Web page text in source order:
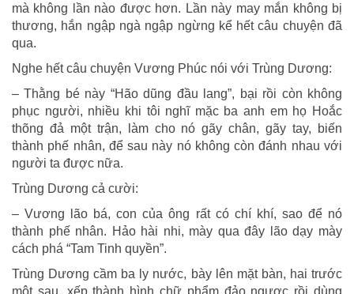
mà không lần nào được hơn. Lần này may mắn không bị
thương, hắn ngập ngà ngập ngừng kể hết câu chuyện đã
qua.
Nghe hết câu chuyện Vương Phúc nói với Trùng Dương:
– Thằng bé này “Hão dũng đầu lang”, bại rồi còn không
phục người, nhiều khi tôi nghĩ mặc ba anh em họ Hoắc
thõng đả một trận, làm cho nó gãy chân, gãy tay, biến
thành phế nhân, để sau này nó không còn đánh nhau với
người ta được nữa.
Trùng Dương cả cười:
– Vương lão bá, con của ông rất có chí khí, sao để nó
thành phế nhân. Hảo hài nhi, mày qua đây lão dạy mày
cách phá “Tam Tinh quyền”.
Trùng Dương cầm ba ly nước, bày lên mặt bàn, hai trước
một sau, xếp thành hình chữ phẩm đảo ngược rồi dùng